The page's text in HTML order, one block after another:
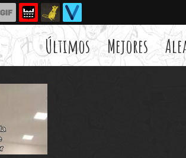
Últimos Mejores